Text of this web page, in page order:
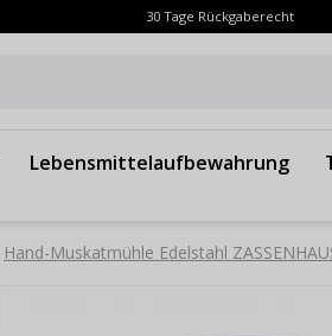
30 Tage Rückgaberecht
Lebensmittelaufbewahrung
Hand-Muskatmühle Edelstahl